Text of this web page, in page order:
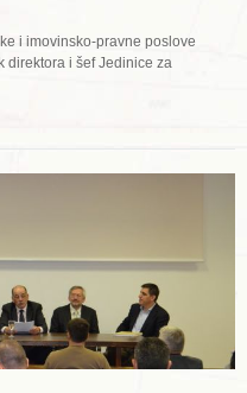
i imovinsko-pravne poslove
direktora i šef Jedinice za